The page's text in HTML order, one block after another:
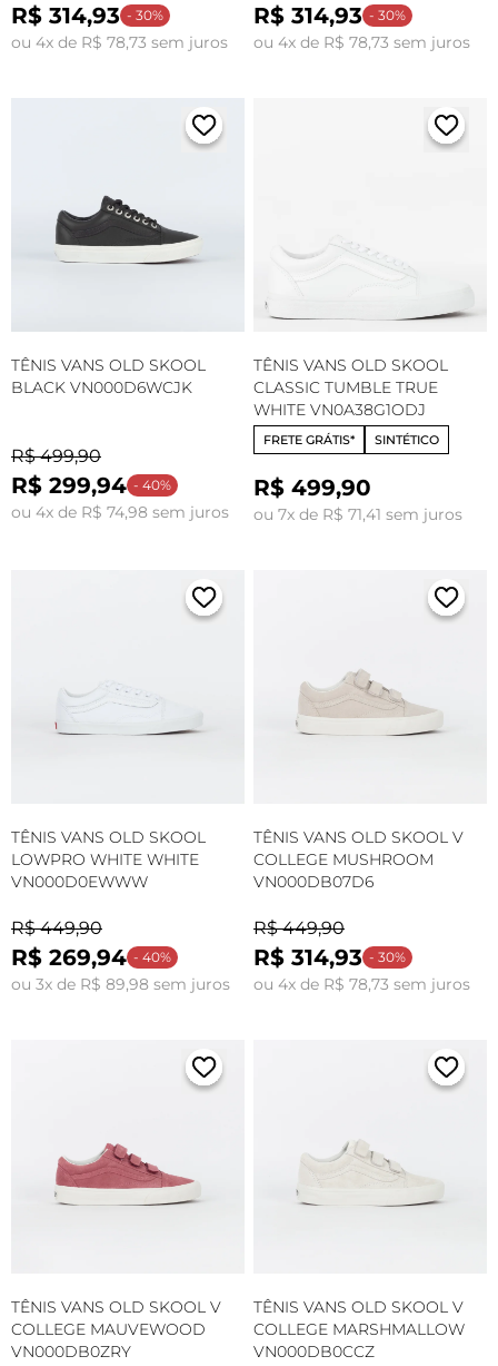
R$ 314,93 - 30%
ou 4x de R$ 78,73 sem juros
R$ 314,93 - 30%
ou 4x de R$ 78,73 sem juros
TÊNIS VANS OLD SKOOL
BLACK VN000D6WCJK
R$ 499,90
R$ 299,94 - 40%
ou 4x de R$ 74,98 sem juros
TÊNIS VANS OLD SKOOL
CLASSIC TUMBLE TRUE
WHITE VN0A38G1ODJ
FRETE GRÁTIS* SINTÉTICO
R$ 499,90
ou 7x de R$ 71,41 sem juros
TÊNIS VANS OLD SKOOL
LOWPRO WHITE WHITE
VN000D0EWWW
R$ 449,90
R$ 269,94 - 40%
ou 3x de R$ 89,98 sem juros
TÊNIS VANS OLD SKOOL V
COLLEGE MUSHROOM
VN000DB07D6
R$ 449,90
R$ 314,93 - 30%
ou 4x de R$ 78,73 sem juros
TÊNIS VANS OLD SKOOL V
COLLEGE MAUVEWOOD
VN000DB0ZRY
TÊNIS VANS OLD SKOOL V
COLLEGE MARSHMALLOW
VN000DB0CCZ